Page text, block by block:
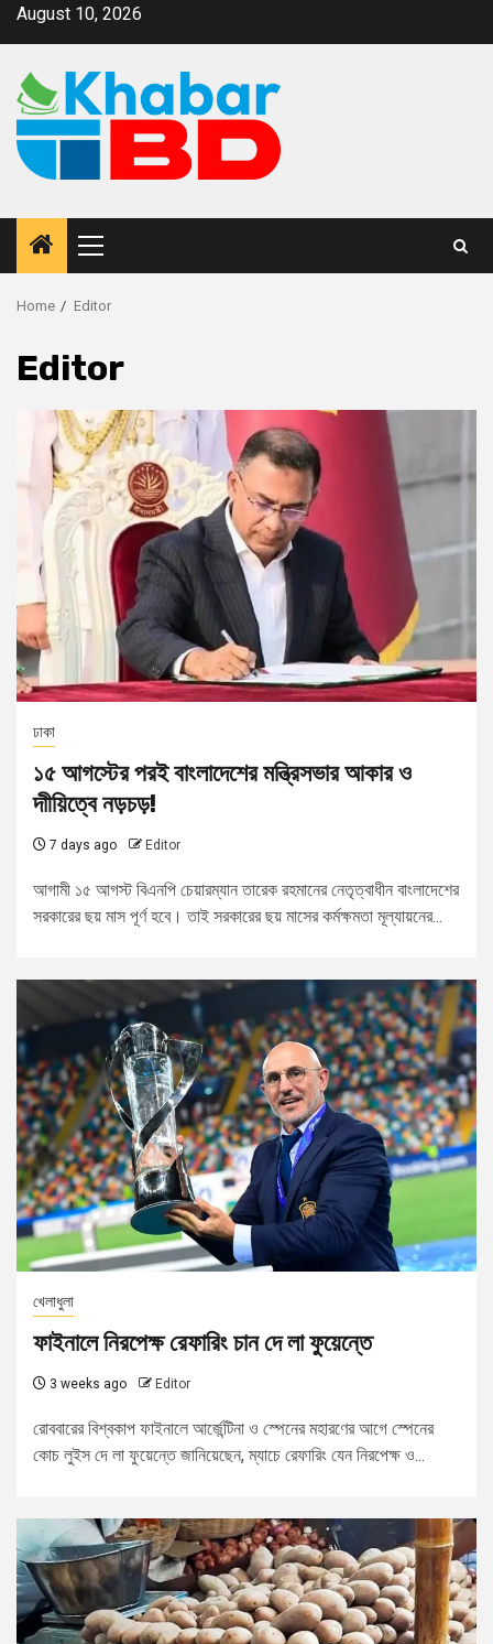
August 10, 2026
Home Editor
Editor
ঢাকা
১৫ আগস্টের পরই বাংলাদেশের মন্ত্রিসভার আকার ও
দাীয়িত্বে নড়চড়!
7 days ago Editor
আগামী ১৫ আগস্ট বিএনপি চেয়ারম্যান তারেক রহমানের নেতৃত্বাধীন বাংলাদেশের
সরকারের ছয় মাস পূর্ণ হবে। তাই সরকারের ছয় মাসের কর্মক্ষমতা মূল্যায়নের...
খেলাধুলা
ফাইনালে নিরপেক্ষ রেফারিং চান দে লা ফুয়েন্তে
3 weeks ago Editor
রোববারের বিশ্বকাপ ফাইনালে আর্জেন্টিনা ও স্পেনের মহারণের আগে স্পেনের
কোচ লুইস দে লা ফুয়েন্তে জানিয়েছেন, ম্যাচে রেফারিং যেন নিরপেক্ষ ও...